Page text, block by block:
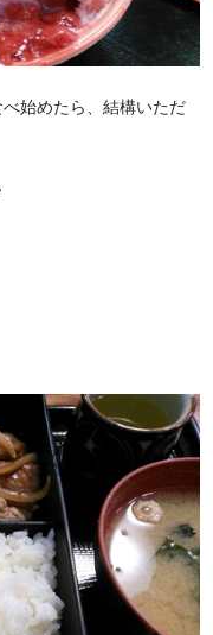
始めたら、結構いただ